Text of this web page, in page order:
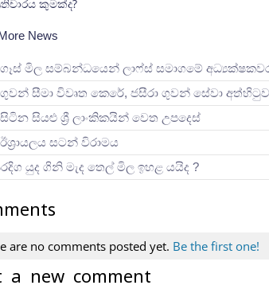
කුමක්ද?
News
මිල සම්බන්ධයෙන් ලාෆ්ස් සමාගමේ
සීමා විවෘත කෙරේ, ජසීරා ගුවන් සේවා
සියළු ශ්‍රී ලාංකිකයින් වෙත උපදෙස්
සටන් විරාමය
යුද ගිනි මැද තෙල් මිල ඉහළ යයිද ?
are no comments posted yet. Be the first one!
a new comment